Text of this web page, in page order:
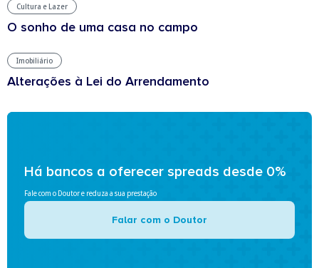
Cultura e Lazer
O sonho de uma casa no campo
Imobiliário
Alterações à Lei do Arrendamento
Há bancos a oferecer spreads desde 0%
Fale com o Doutor e reduza a sua prestação
Falar com o Doutor